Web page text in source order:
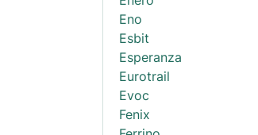
Eno
Esbit
Esperanza
Eurotrail
Evoc
Fenix